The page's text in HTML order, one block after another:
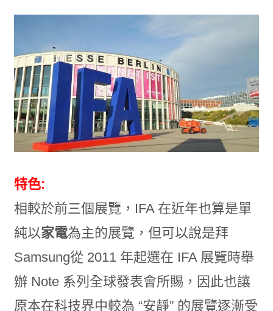
特色:
相較於前三個展覽，IFA 在近年也算是單
純以家電為主的展覽，但可以說是拜
Samsung從 2011 年起選在 IFA 展覽時舉
辦 Note 系列全球發表會所賜，因此也讓
原本在科技界中較為 “安靜” 的展覽逐漸受